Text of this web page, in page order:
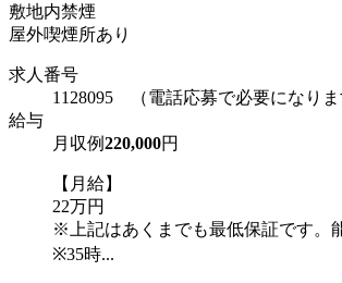
敷地内禁煙
屋外喫煙所あり
求人番号
1128095 （電話応募で必要になりま
給与
月収例220,000円
【月給】
22万円
※上記はあくまでも最低保証です。
※35時...